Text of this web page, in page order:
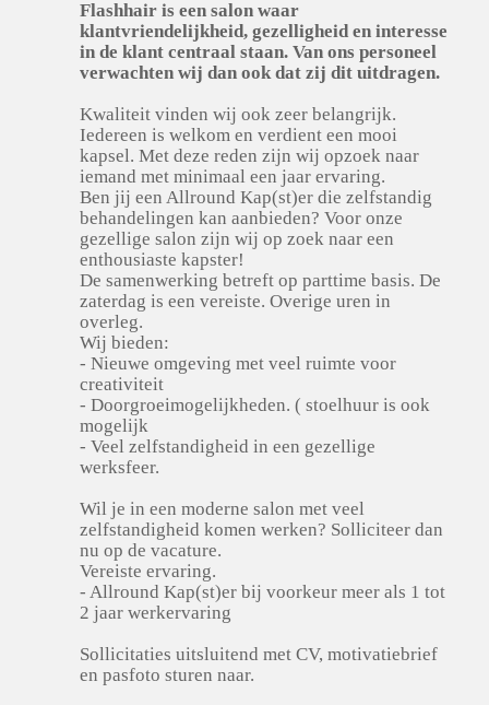
Flashhair is een salon waar
klantvriendelijkheid, gezelligheid en interesse
in de klant centraal staan. Van ons personeel
verwachten wij dan ook dat zij dit uitdragen.
Kwaliteit vinden wij ook zeer belangrijk.
Iedereen is welkom en verdient een mooi
kapsel. Met deze reden zijn wij opzoek naar
iemand met minimaal een jaar ervaring.
Ben jij een Allround Kap(st)er die zelfstandig
behandelingen kan aanbieden? Voor onze
gezellige salon zijn wij op zoek naar een
enthousiaste kapster!
De samenwerking betreft op parttime basis. De
zaterdag is een vereiste. Overige uren in
overleg.
Wij bieden:
- Nieuwe omgeving met veel ruimte voor
creativiteit
- Doorgroeimogelijkheden. ( stoelhuur is ook
mogelijk
- Veel zelfstandigheid in een gezellige
werksfeer.
Wil je in een moderne salon met veel
zelfstandigheid komen werken? Solliciteer dan
nu op de vacature.
Vereiste ervaring.
- Allround Kap(st)er bij voorkeur meer als 1 tot
2 jaar werkervaring
Sollicitaties uitsluitend met CV, motivatiebrief
en pasfoto sturen naar.